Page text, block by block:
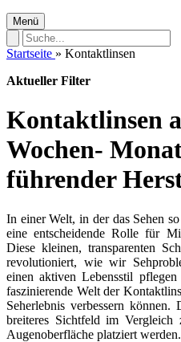
Menü
Startseite » Kontaktlinsen
Aktueller Filter
Kontaktlinsen
Wochen-
führender
In einer Welt, in der das Sehen
eine entscheidende Rolle für
Diese kleinen, transparenten
revolutioniert, wie wir
einen aktiven Lebensstil
faszinierende Welt der
Seherlebnis verbessern
breiteres Sichtfeld im
Augenoberfläche platziert werden.